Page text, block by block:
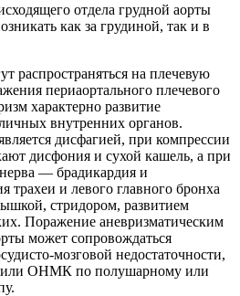
отдела грудной аорты
как за грудиной, так и в
распространяться на плечевую
периаортального плечевого
характерно развитие
внутренних органов.
дисфагией, при компрессии
дисфония и сухой кашель, а при
— брадикардия и
трахеи и левого главного бронха
стридором, развитием
Поражение аневризматическим
может сопровождаться
мозговой недостаточности,
или ОНМК по полушарному или